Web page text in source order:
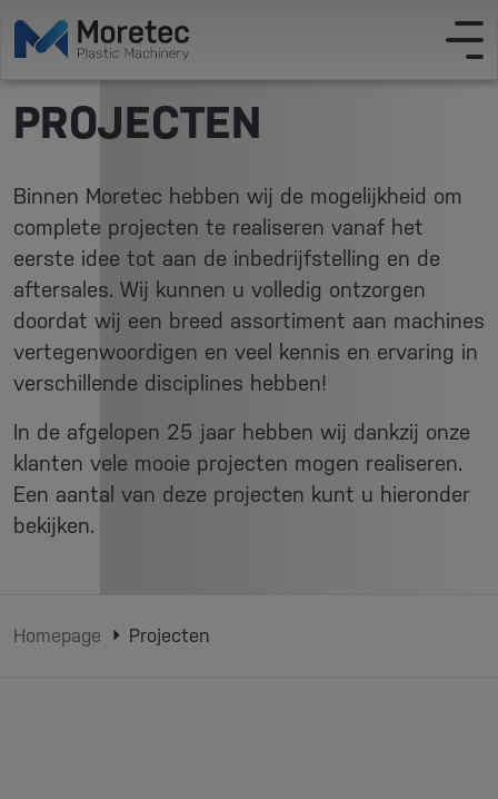
PROJECTEN
Binnen Moretec hebben wij de mogelijkheid om
complete projecten te realiseren vanaf het
eerste idee tot aan de inbedrijfstelling en de
aftersales. Wij kunnen u volledig ontzorgen
doordat wij een breed assortiment aan machines
vertegenwoordigen en veel kennis en ervaring in
verschillende disciplines hebben!
In de afgelopen 25 jaar hebben wij dankzij onze
klanten vele mooie projecten mogen realiseren.
Een aantal van deze projecten kunt u hieronder
bekijken.
Homepage Projecten